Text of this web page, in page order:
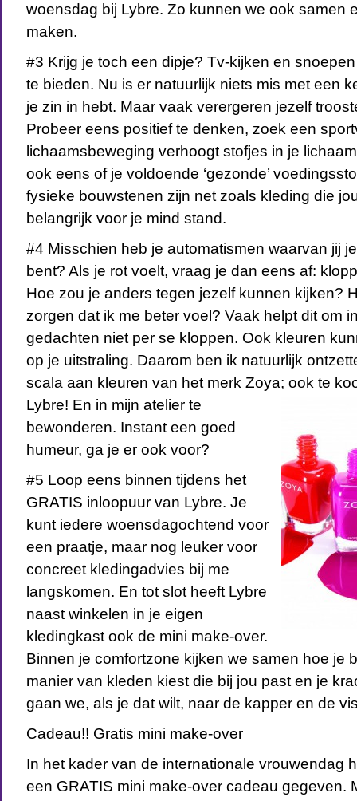
woensdag bij Lybre. Zo kunnen we ook samen
maken.
#3 Krijg je toch een dipje? Tv-kijken en
te bieden. Nu is er natuurlijk niets mis met een
je zin in hebt. Maar vaak verergeren jezelf
Probeer eens positief te denken, zoek een
lichaamsbeweging verhoogt stofjes in je
ook eens of je voldoende ‘gezonde’
fysieke bouwstenen zijn net zoals kleding die
belangrijk voor je mind stand.
#4 Misschien heb je automatismen waarvan jij
bent? Als je rot voelt, vraag je dan eens af:
Hoe zou je anders tegen jezelf kunnen kijken?
zorgen dat ik me beter voel? Vaak helpt dit om
gedachten niet per se kloppen. Ook kleuren
op je uitstraling. Daarom ben ik natuurlijk
scala aan kleuren van het merk Zoya; ook te
Lybre! En in mijn atelier te
bewonderen. Instant een goed
humeur, ga je er ook voor?
#5 Loop eens binnen tijdens het
GRATIS inloopuur van Lybre. Je
kunt iedere woensdagochtend voor
een praatje, maar nog leuker voor
concreet kledingadvies bij me
langskomen. En tot slot heeft Lybre
naast winkelen in je eigen
kledingkast ook de mini make-over.
Binnen je comfortzone kijken we samen hoe je
manier van kleden kiest die bij jou past en je
gaan we, als je dat wilt, naar de kapper en de
Cadeau!! Gratis mini make-over
In het kader van de internationale vrouwendag
een GRATIS mini make-over cadeau gegeven.